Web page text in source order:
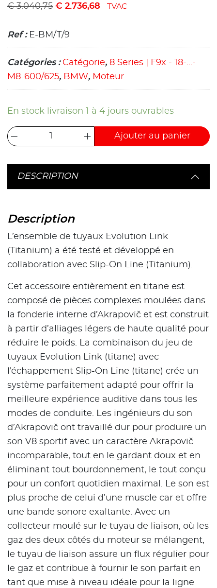
€3.040,75 € 2.736,68 TVAC
Ref : E-BM/T/9
Catégories : Catégorie, 8 Series | F9x - 18-...-
M8-600/625, BMW, Moteur
En stock livraison 1 à 4 jours ouvrables
Ajouter au panier
DESCRIPTION
Description
L’ensemble de tuyaux Evolution Link
(Titanium) a été testé et développé en
collaboration avec Slip-On Line (Titanium).
Cet accessoire entièrement en titane est
composé de pièces complexes moulées dans
la fonderie interne d’Akrapovič et est construit
à partir d’alliages légers de haute qualité pour
réduire le poids. La combinaison du jeu de
tuyaux Evolution Link (titane) avec
l’échappement Slip-On Line (titane) crée un
système parfaitement adapté pour offrir la
meilleure expérience auditive dans tous les
modes de conduite. Les ingénieurs du son
d’Akrapovič ont travaillé dur pour produire un
son V8 sportif avec un caractère Akrapovič
incomparable, tout en le gardant doux et en
éliminant tout bourdonnement, le tout conçu
pour un confort quotidien maximal. Le son est
plus proche de celui d’une muscle car et offre
une bande sonore exaltante. Avec un
collecteur moulé sur le tuyau de liaison, où les
gaz des deux côtés du moteur se mélangent,
le tuyau de liaison assure un flux régulier pour
le gaz et contribue à fournir le son parfait en
tant que mise à niveau idéale pour la ligne